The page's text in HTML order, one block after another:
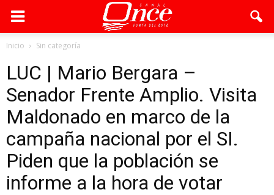
Inicio Sin categoría
LUC | Mario Bergara –
Senador Frente Amplio. Visita
Maldonado en marco de la
campaña nacional por el SI.
Piden que la población se
informe a la hora de votar